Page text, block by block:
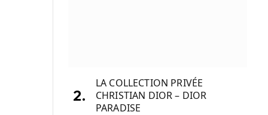
LA COLLECTION PRIVÉE
CHRISTIAN DIOR – DIOR
PARADISE